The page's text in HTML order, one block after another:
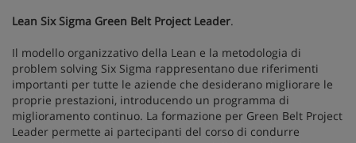
Lean Six Sigma Green Belt Project Leader.
Il modello organizzativo della Lean e la metodologia di
problem solving Six Sigma rappresentano due riferimenti
importanti per tutte le aziende che desiderano migliorare le
proprie prestazioni, introducendo un programma di
miglioramento continuo. La formazione per Green Belt Project
Leader permette ai partecipanti del corso di condurre